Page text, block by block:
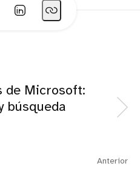
de Microsoft:
búsqueda
Anterior